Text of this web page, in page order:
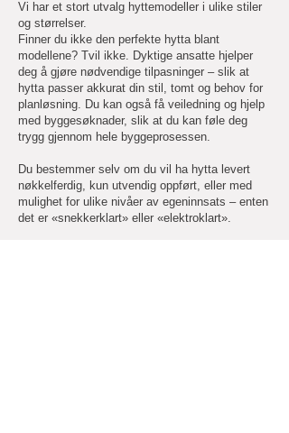
Vi har et stort utvalg hyttemodeller i ulike stiler
og størrelser.
Finner du ikke den perfekte hytta blant
modellene? Tvil ikke. Dyktige ansatte hjelper
deg å gjøre nødvendige tilpasninger – slik at
hytta passer akkurat din stil, tomt og behov for
planløsning. Du kan også få veiledning og hjelp
med byggesøknader, slik at du kan føle deg
trygg gjennom hele byggeprosessen.
Du bestemmer selv om du vil ha hytta levert
nøkkelferdig, kun utvendig oppført, eller med
mulighet for ulike nivåer av egeninnsats – enten
det er «snekkerklart» eller «elektroklart».